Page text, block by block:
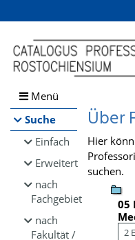
Browsen
direkt zum Inhalt
Menü
Suche
Einfach
Erweitert
nach
Fachgebiet
nach
Fakultät /
Über
Hier
suchen.
05
2